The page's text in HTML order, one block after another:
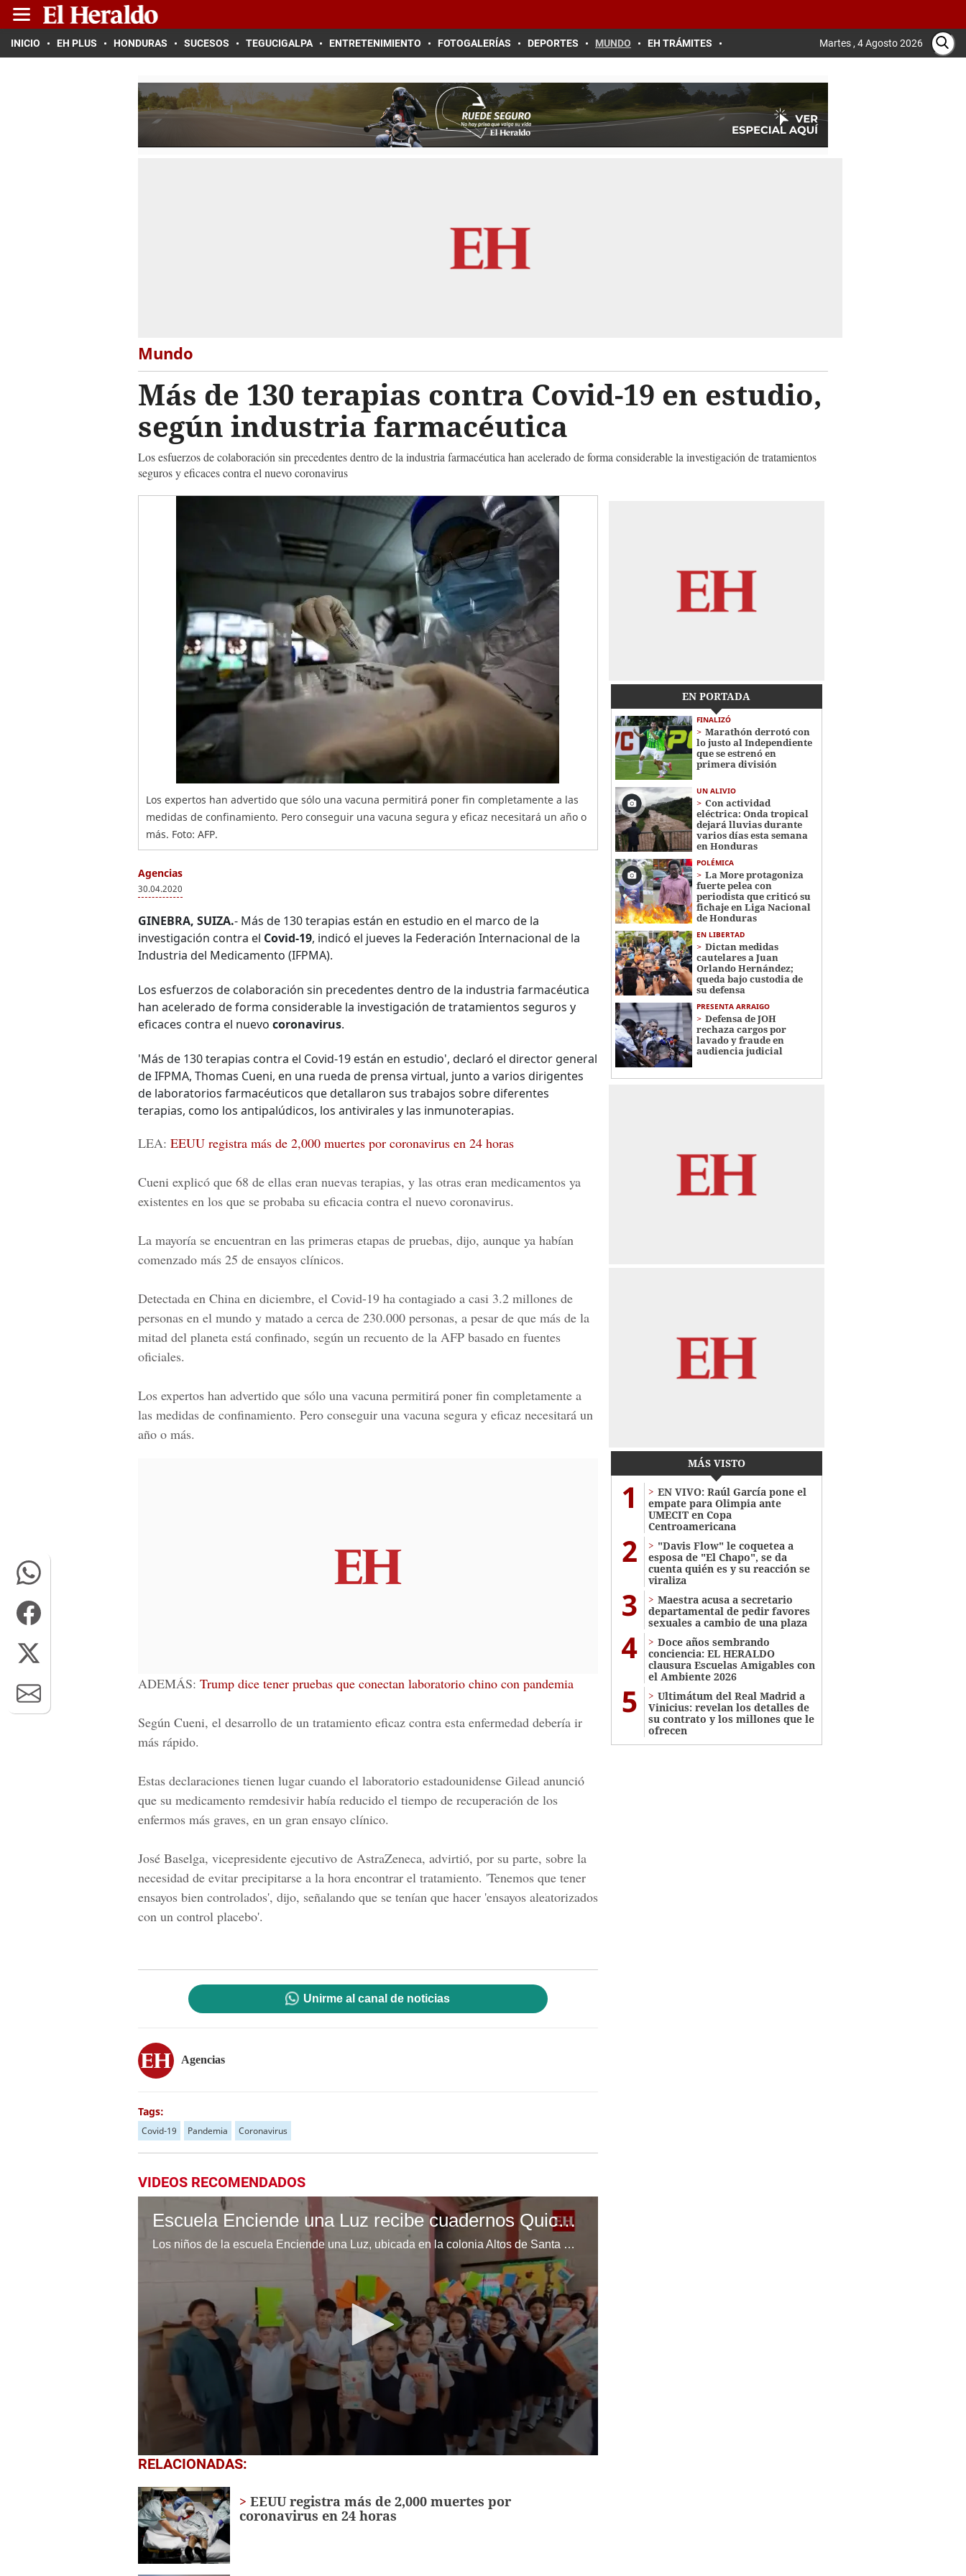
INICIO EH PLUS HONDURAS SUCESOS TEGUCIGALPA ENTRETENIMIENTO FOTOGALERÍAS DEPORTES MUNDO EH TRÁMITES Martes , 4 Agosto 2026
Mundo
Más de 130 terapias contra Covid-19 en estudio,
según industria farmacéutica
Los esfuerzos de colaboración sin precedentes dentro de la industria farmacéutica han acelerado de forma considerable la investigación de tratamientos
seguros y eficaces contra el nuevo coronavirus
Los expertos han advertido que sólo una vacuna permitirá poner fin completamente a las
medidas de confinamiento. Pero conseguir una vacuna segura y eficaz necesitará un año o
más. Foto: AFP.
Agencias
30.04.2020
GINEBRA, SUIZA.- Más de 130 terapias están en estudio en el marco de la
investigación contra el Covid-19, indicó el jueves la Federación Internacional de la
Industria del Medicamento (IFPMA).
Los esfuerzos de colaboración sin precedentes dentro de la industria farmacéutica
han acelerado de forma considerable la investigación de tratamientos seguros y
eficaces contra el nuevo coronavirus.
'Más de 130 terapias contra el Covid-19 están en estudio', declaró el director general
de IFPMA, Thomas Cueni, en una rueda de prensa virtual, junto a varios dirigentes
de laboratorios farmacéuticos que detallaron sus trabajos sobre diferentes
terapias, como los antipalúdicos, los antivirales y las inmunoterapias.
LEA: EEUU registra más de 2,000 muertes por coronavirus en 24 horas
Cueni explicó que 68 de ellas eran nuevas terapias, y las otras eran medicamentos ya
existentes en los que se probaba su eficacia contra el nuevo coronavirus.
La mayoría se encuentran en las primeras etapas de pruebas, dijo, aunque ya habían
comenzado más 25 de ensayos clínicos.
Detectada en China en diciembre, el Covid-19 ha contagiado a casi 3.2 millones de
personas en el mundo y matado a cerca de 230.000 personas, a pesar de que más de la
mitad del planeta está confinado, según un recuento de la AFP basado en fuentes
oficiales.
Los expertos han advertido que sólo una vacuna permitirá poner fin completamente a
las medidas de confinamiento. Pero conseguir una vacuna segura y eficaz necesitará un
año o más.
ADEMÁS: Trump dice tener pruebas que conectan laboratorio chino con pandemia
Según Cueni, el desarrollo de un tratamiento eficaz contra esta enfermedad debería ir
más rápido.
Estas declaraciones tienen lugar cuando el laboratorio estadounidense Gilead anunció
que su medicamento remdesivir había reducido el tiempo de recuperación de los
enfermos más graves, en un gran ensayo clínico.
José Baselga, vicepresidente ejecutivo de AstraZeneca, advirtió, por su parte, sobre la
necesidad de evitar precipitarse a la hora encontrar el tratamiento. 'Tenemos que tener
ensayos bien controlados', dijo, señalando que se tenían que hacer 'ensayos aleatorizados
con un control placebo'.
Unirme al canal de noticias
Agencias
Tags:
Covid-19 Pandemia Coronavirus
VIDEOS RECOMENDADOS
Escuela Enciende una Luz recibe cuadernos Quick, gracias a la Maratón del Saber
Los niños de la escuela Enciende una Luz, ubicada en la colonia Altos de Santa Rosa, al sur de Tegucigalpa, recibieron cuadernos Quick como parte de la Campaña Maratón del Saber.
0
seconds
1
minute,
56
secondsVolume
0%
RELACIONADAS:
EEUU registra más de 2,000 muertes por
coronavirus en 24 horas
EN PORTADA
FINALIZÓ
Marathón derrotó con
lo justo al Independiente
que se estrenó en
primera división
UN ALIVIO
Con actividad
eléctrica: Onda tropical
dejará lluvias durante
varios días esta semana
en Honduras
POLÉMICA
La More protagoniza
fuerte pelea con
periodista que criticó su
fichaje en Liga Nacional
de Honduras
EN LIBERTAD
Dictan medidas
cautelares a Juan
Orlando Hernández;
queda bajo custodia de
su defensa
PRESENTA ARRAIGO
Defensa de JOH
rechaza cargos por
lavado y fraude en
audiencia judicial
MÁS VISTO
1
EN VIVO: Raúl García pone el
empate para Olimpia ante
UMECIT en Copa
Centroamericana
2
"Davis Flow" le coquetea a
esposa de "El Chapo", se da
cuenta quién es y su reacción se
viraliza
3
Maestra acusa a secretario
departamental de pedir favores
sexuales a cambio de una plaza
4
Doce años sembrando
conciencia: EL HERALDO
clausura Escuelas Amigables con
el Ambiente 2026
5
Ultimátum del Real Madrid a
Vinicius: revelan los detalles de
su contrato y los millones que le
ofrecen